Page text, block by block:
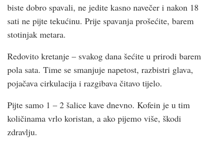
biste dobro spavali, ne jedite kasno navečer i nakon 18
sati ne pijte tekućinu. Prije spavanja prošećite, barem
stotinjak metara.
Redovito kretanje – svakog dana šećite u prirodi barem
pola sata. Time se smanjuje napetost, razbistri glava,
pojačava cirkulacija i razgibava čitavo tijelo.
Pijte samo 1 – 2 šalice kave dnevno. Kofein je u tim
količinama vrlo koristan, a ako pijemo više, škodi
zdravlju.